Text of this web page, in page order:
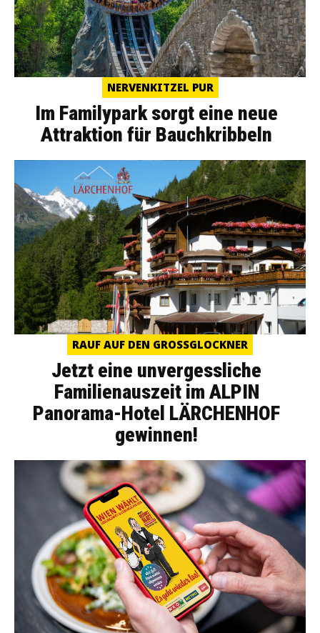
NERVENKITZEL PUR
Im Familypark sorgt eine neue
Attraktion für Bauchkribbeln
RAUF AUF DEN GROSSGLOCKNER
Jetzt eine unvergessliche
Familienauszeit im ALPIN
Panorama-Hotel LÄRCHENHOF
gewinnen!